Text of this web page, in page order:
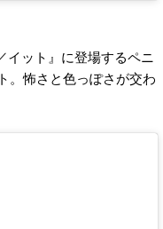
イット』に登場するペニ
。怖さと色っぽさが交わ